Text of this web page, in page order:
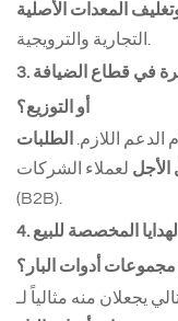
التجارية والترويجية.
3. هل توفرون إمدادات مستقرة للطلبات الكبيرة في قطاع الضيافة
أو التوزيع؟
الدعم اللازم. الطلبات
الأجل لعملاء الشركات
(B2B).
4. هل هذا الكوب مناسب لمجموعات الهدايا المخصصة للبيع
مجموعات أدوات البار؟
يجعلان منه مثالياً لـ